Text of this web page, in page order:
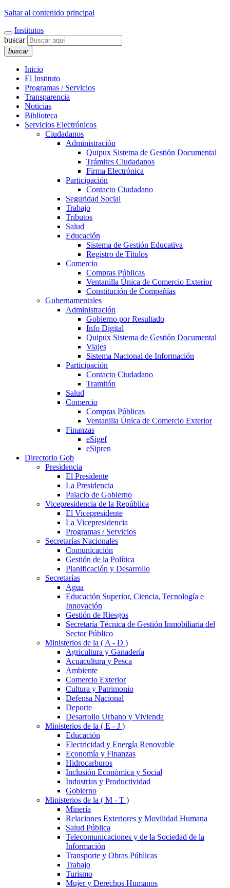
Saltar al contenido principal
Institutos
buscar
buscar
Inicio
El Instituto
Programas / Servicios
Transparencia
Noticias
Biblioteca
Servicios Electrónicos
Ciudadanos
Administración
Quipux Sistema de Gestión Documental
Trámites Ciudadanos
Firma Electrónica
Participación
Contacto Ciudadano
Seguridad Social
Trabajo
Tributos
Salud
Educación
Sistema de Gestión Educativa
Registro de Títulos
Comercio
Compras Públicas
Ventanilla Única de Comercio Exterior
Constitución de Compañías
Gubernamentales
Administración
Gobierno por Resultado
Info Digital
Quipux Sistema de Gestión Documental
Viajes
Sistema Nacional de Información
Participación
Contacto Ciudadano
Tramitón
Salud
Comercio
Compras Públicas
Ventanilla Única de Comercio Exterior
Finanzas
eSigef
eSipren
Directorio Gob
Presidencia
El Presidente
La Presidencia
Palacio de Gobierno
Vicepresidencia de la República
El Vicepresidente
La Vicepresidencia
Programas / Servicios
Secretarías Nacionales
Comunicación
Gestión de la Política
Planificación y Desarrollo
Secretarías
Agua
Educación Superior, Ciencia, Tecnología e
Innovación
Gestión de Riesgos
Secretaría Técnica de Gestión Inmobiliaria del
Sector Público
Ministerios de la ( A - D )
Agricultura y Ganadería
Acuacultura y Pesca
Ambiente
Comercio Exterior
Cultura y Patrimonio
Defensa Nacional
Deporte
Desarrollo Urbano y Vivienda
Ministerios de la ( E - J )
Educación
Electricidad y Energía Renovable
Economía y Finanzas
Hidrocarburos
Inclusión Económica y Social
Industrias y Productividad
Gobierno
Ministerios de la ( M - T )
Minería
Relaciones Exteriores y Movilidad Humana
Salud Pública
Telecomunicaciones y de la Sociedad de la
Información
Transporte y Obras Públicas
Trabajo
Turismo
Mujer y Derechos Humanos